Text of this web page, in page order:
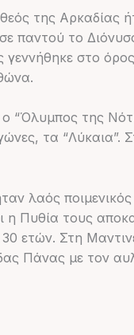
της Αρκαδίας
παντού το
στο όρος
“Όλυμπος της
τα
λαός
η Πυθία τους
30 ετών. Στη
Πάνας με τον